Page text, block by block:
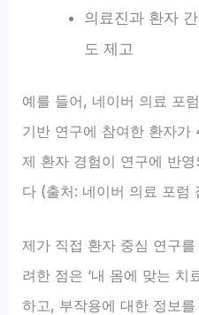
의료진과 환자
도 제고
예를 들어, 네이버 의료 포
기반 연구에 참여한 환자
제 환자 경험이 연구에 반
다 (출처: 네이버 의료 포럼
제가 직접 환자 중심 연구
려한 점은 ‘내 몸에 맞는 치
하고, 부작용에 대한 정보